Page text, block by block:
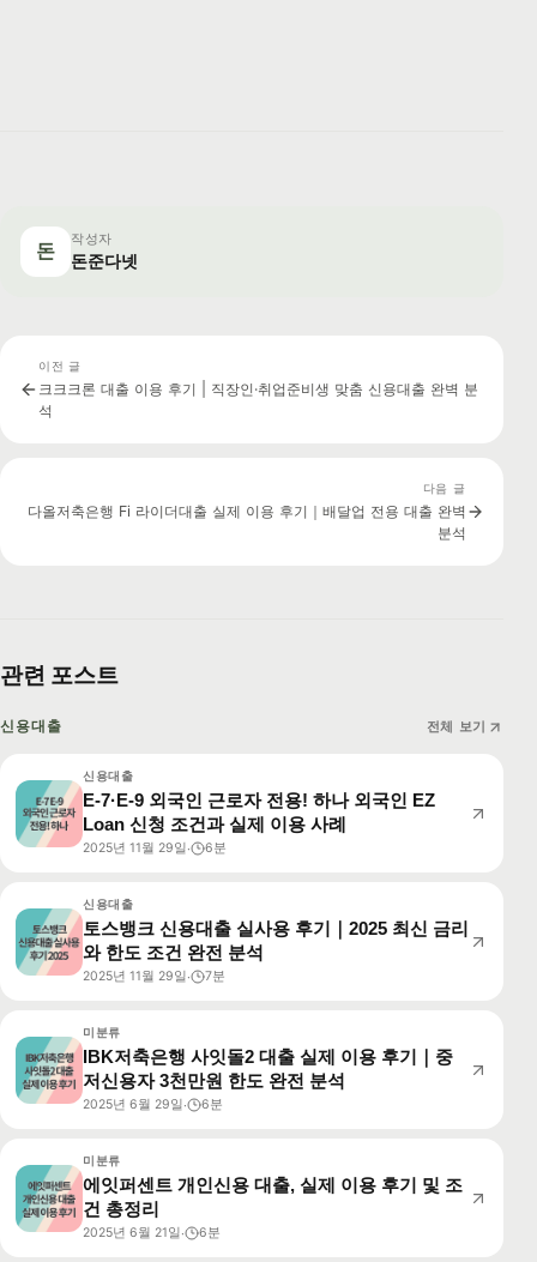
돈 작성자
돈준다넷
이전 글
크크크론 대출 이용 후기 | 직장인·취업준비생 맞춤 신용대출 완벽 분
석
다음 글
다올저축은행 Fi 라이더대출 실제 이용 후기｜배달업 전용 대출 완벽
분석
관련 포스트
신용대출 전체 보기
신용대출
E-7·E-9 외국인 근로자 전용! 하나 외국인 EZ
Loan 신청 조건과 실제 이용 사례
2025년 11월 29일 · 6분
신용대출
토스뱅크 신용대출 실사용 후기｜2025 최신 금리
와 한도 조건 완전 분석
2025년 11월 29일 · 7분
미분류
IBK저축은행 사잇돌2 대출 실제 이용 후기｜중
저신용자 3천만원 한도 완전 분석
2025년 6월 29일 · 6분
미분류
에잇퍼센트 개인신용 대출, 실제 이용 후기 및 조
건 총정리
2025년 6월 21일 · 6분